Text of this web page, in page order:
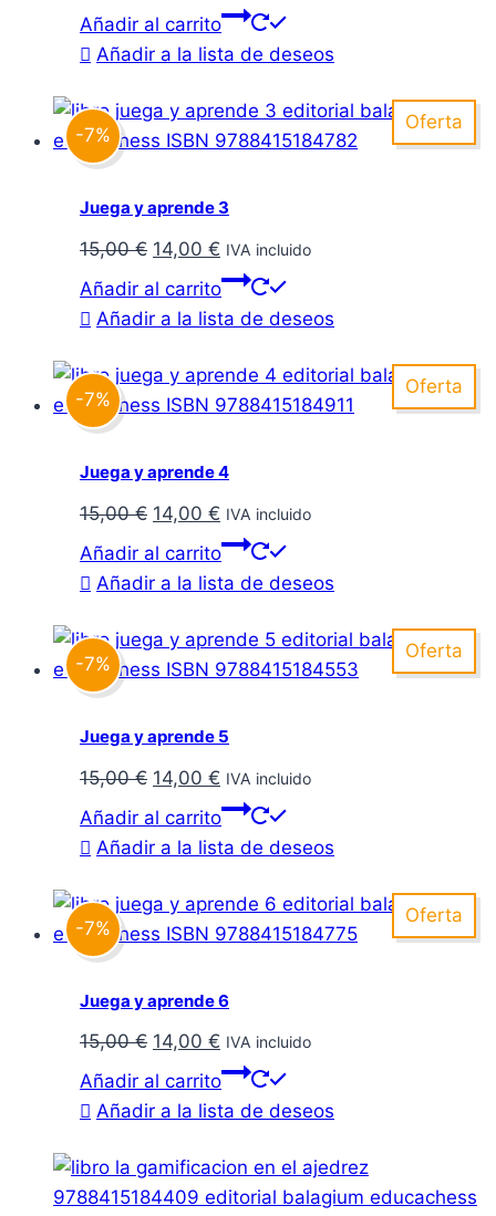
precio
original
15,00 €.
precio
actual
14,00 €.
Añadir al carrito
Añadir a la lista de deseos
Oferta
-7%
Juega y aprende 3
15,00€ El
precio
original
15,00 €.
14,00 € El
precio
actual
14,00 €.
IVA incluido
Añadir al carrito
Añadir a la lista de deseos
Oferta
-7%
Juega y aprende 4
15,00€ El
precio
original
15,00 €.
14,00 € El
precio
actual
14,00 €.
IVA incluido
Añadir al carrito
Añadir a la lista de deseos
Oferta
-7%
Juega y aprende 5
15,00€ El
precio
original
15,00 €.
14,00 € El
precio
actual
14,00 €.
IVA incluido
Añadir al carrito
Añadir a la lista de deseos
Oferta
-7%
Juega y aprende 6
15,00€ El
precio
original
15,00 €.
14,00 € El
precio
actual
14,00 €.
IVA incluido
Añadir al carrito
Añadir a la lista de deseos